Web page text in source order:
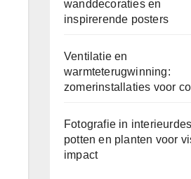
wanddecoraties en
inspirerende posters
Ventilatie en
warmteterugwinning:
zomerinstallaties voor
Fotografie in
potten en planten voor
impact